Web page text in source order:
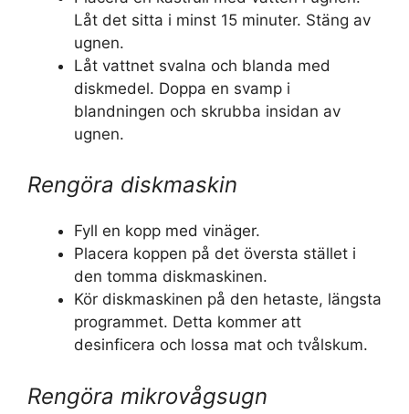
Låt det sitta i minst 15 minuter. Stäng av
ugnen.
Låt vattnet svalna och blanda med
diskmedel. Doppa en svamp i
blandningen och skrubba insidan av
ugnen.
Rengöra diskmaskin
Fyll en kopp med vinäger.
Placera koppen på det översta stället i
den tomma diskmaskinen.
Kör diskmaskinen på den hetaste, längsta
programmet. Detta kommer att
desinficera och lossa mat och tvålskum.
Rengöra mikrovågsugn